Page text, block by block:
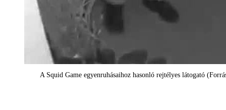
A Squid Game egyenruhásaihoz hasonló rejtélyes látogató